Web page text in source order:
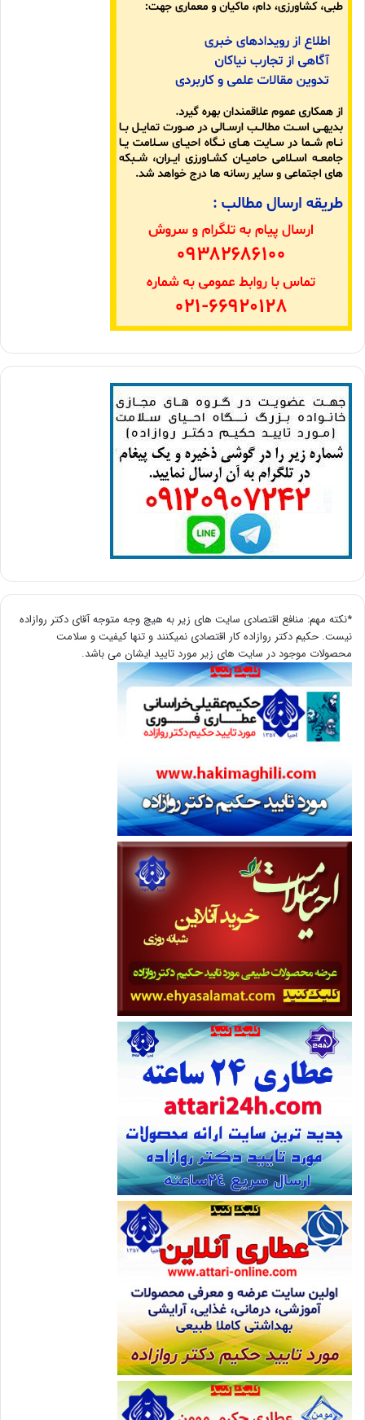
*نکته مهم: منافع اقتصادی سایت های زیر به هیچ وجه متوجه آقای دکتر روازاده
نیست. حکیم دکتر روازاده کار اقتصادی نمیکنند و تنها کیفیت و سلامت
محصولات موجود در سایت های زیر مورد تایید ایشان می باشد.